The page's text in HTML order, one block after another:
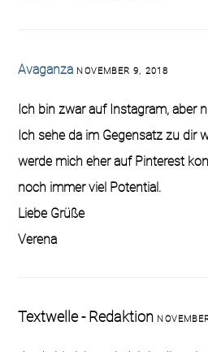
Avaganza NOVEMBER 9, 2018
Ich bin zwar auf Instagram, aber
Ich sehe da im Gegensatz zu dir
werde mich eher auf Pinterest
noch immer viel Potential.
Liebe Grüße
Verena
Textwelle - Redaktion